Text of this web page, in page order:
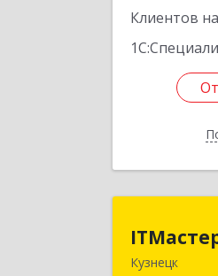
Клиентов
Кузнецк442537,